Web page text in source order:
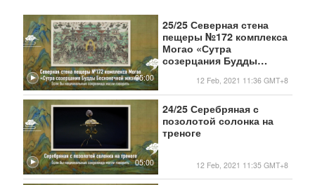
05:00
25/25 Северная стена
пещеры №172 комплекса
Могао «Сутра
созерцания Будды
12 Feb, 2021 11:36 GMT+8
05:00
24/25 Серебряная с
позолотой солонка на
треноге
12 Feb, 2021 11:35 GMT+8